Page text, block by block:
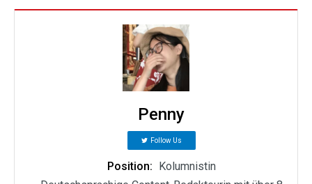
Penny
Follow Us
Position: Kolumnistin